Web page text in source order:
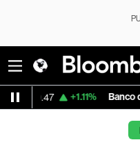
Banco de Bogota